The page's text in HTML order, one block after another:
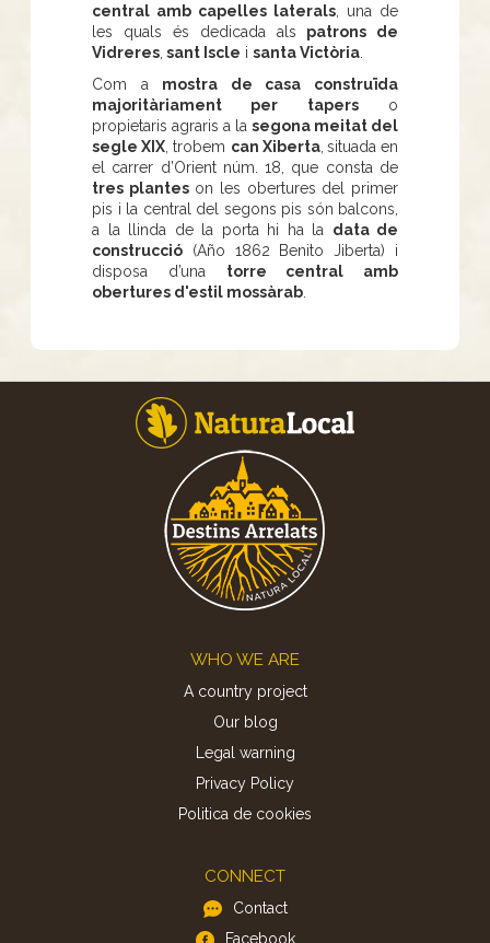
central amb capelles laterals , una de
les quals és dedicada als patrons de
Vidreres sant Iscle i santa Victòria
Com a mostra de casa construïda
majoritàriament per taperso
propietaris agraris a la segona meitat del
segle XIX , trobem can Xiberta, situada en
el carrer d’Orient núm. 18, que consta de
tres planteson les obertures del primer
pis i la central del segons pis són balcons,
a la llinda de la porta hi ha la data de
construcció (Año 1862 Benito Jiberta) i
disposa d’una torre central amb
obertures d'estil mossàrab
WHO WE ARE
A country project
Our blog
Legal warning
Privacy Policy
Politica de cookies
CONNECT
Contact
Facebook